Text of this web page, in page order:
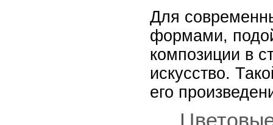
Для
формами,
композиции в
искусство.
его